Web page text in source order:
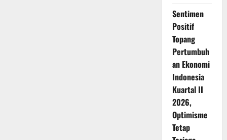
Sentimen
Positif
Topang
Pertumbuh
an Ekonomi
Indonesia
Kuartal II
2026,
Optimisme
Tetap